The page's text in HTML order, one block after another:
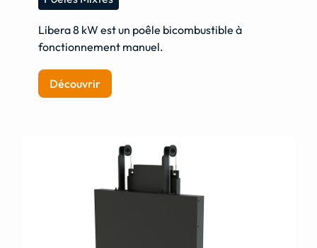
Libera 8 kW est un poêle bicombustible à
fonctionnement manuel.
Découvrir